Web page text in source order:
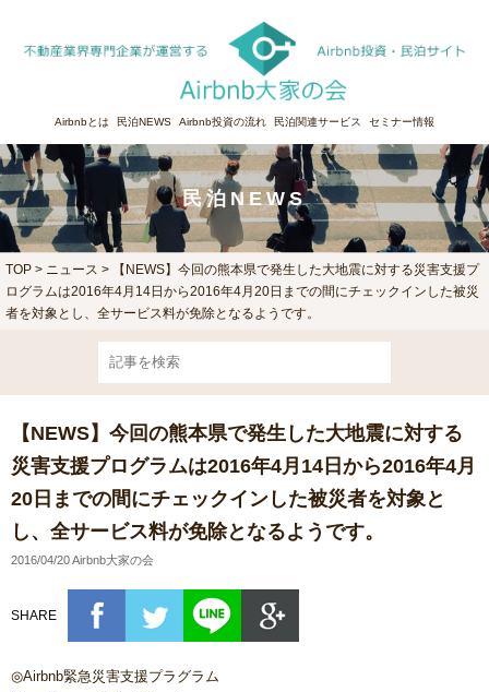
Airbnbとは 民泊NEWS Airbnb投資の流れ 民泊関連サービス セミナー情報
民泊NEWS
TOP > ニュース > 【NEWS】今回の熊本県で発生した大地震に対する災害支援プ
ログラムは2016年4月14日から2016年4月20日までの間にチェックインした被災
者を対象とし、全サービス料が免除となるようです。
【NEWS】今回の熊本県で発生した大地震に対する
災害支援プログラムは2016年4月14日から2016年4月
20日までの間にチェックインした被災者を対象と
し、全サービス料が免除となるようです。
2016/04/20 Airbnb大家の会
SHARE
◎Airbnb緊急災害支援プラグラム